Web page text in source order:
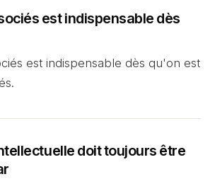
est indispensable dès
est indispensable dès qu'on est
doit toujours être